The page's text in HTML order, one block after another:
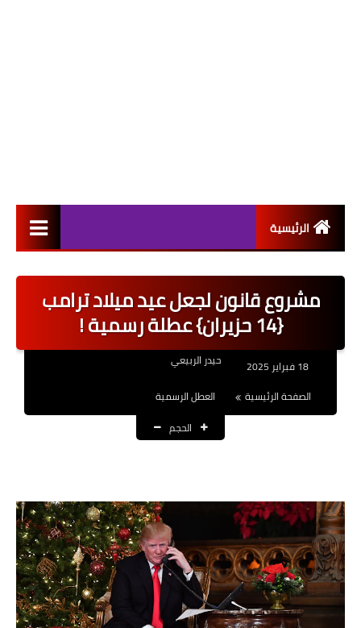
الرئيسية
اخبار القطاع العام
اخبار القطاع الخاص
العقود والاجور اليومية
القروض والسلف
المنح المالية
قطع الاراضي
مشروع قانون لجعل عيد ميلاد ترامب
{14 حزيران} عطلة رسمية !
18 فبراير 2025
حيدر الربيعي
الصفحة الرئيسية
العطل الرسمية
الحجم